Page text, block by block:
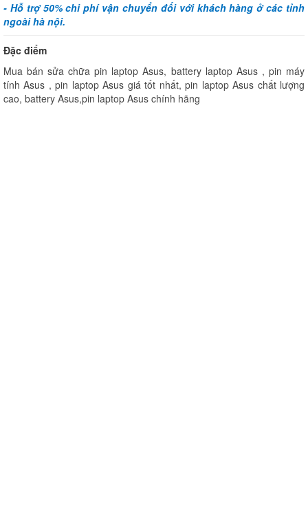
- Hỗ trợ 50%chi phí vận chuyển đối với khách hàng ở các tỉnh
ngoài hà nội.
Đặc điểm
Mua bán sửa chữa pin laptop Asus, battery laptop Asus , pin máy
tính Asus , pin laptop Asus giá tốt nhất, pin laptop Asus chất lượng
cao, battery Asus,pin laptop Asus chính hãng